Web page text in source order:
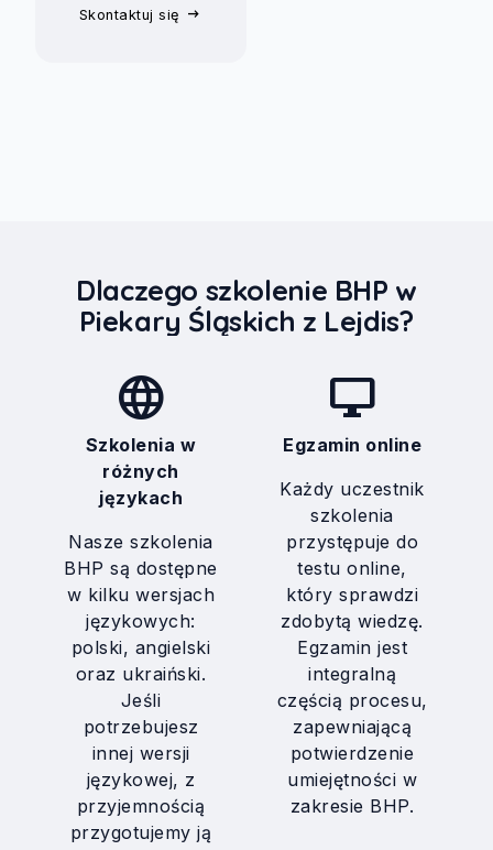
Skontaktuj się
Dlaczego szkolenie BHP w
Piekary Śląskich z Lejdis?
language
Szkolenia w
różnych
językach
Nasze szkolenia
BHP są dostępne
w kilku wersjach
językowych:
polski, angielski
oraz ukraiński.
Jeśli
potrzebujesz
innej wersji
językowej, z
przyjemnością
przygotujemy ją
desktop_windows
Egzamin online
Każdy uczestnik
szkolenia
przystępuje do
testu online,
który sprawdzi
zdobytą wiedzę.
Egzamin jest
integralną
częścią procesu,
zapewniającą
potwierdzenie
umiejętności w
zakresie BHP.